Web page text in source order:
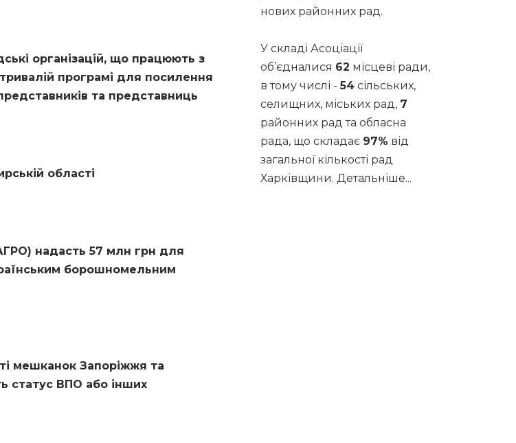
організацій, що працюють з
програмі для посилення
та представниць
області
надасть 57 млн грн для
борошномельним
мешканок Запоріжжя та
статус ВПО або інших
нових районних рад.
У складі Асоціації
об’єдналися 62 місцеві ради,
в тому числі -54 сільських,
селищних, міських рад, 7
районних рад та обласна
рада, що складає 97% від
загальної кількості рад
Харківщини. Детальніше...